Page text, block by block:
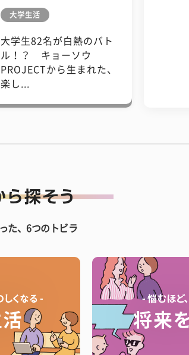
大学生活
大学生82名が白熱のバト
ル！？ キョーソウ
PROJECTから生まれた、
楽し...
た、6つのトビラ